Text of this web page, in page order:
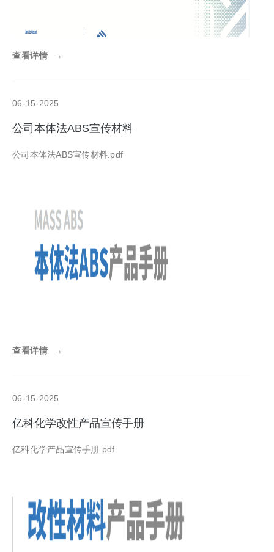
查看详情 →
06-15-2025
公司本体法ABS宣传材料
公司本体法ABS宣传材料.pdf
查看详情 →
06-15-2025
亿科化学改性产品宣传手册
亿科化学产品宣传手册.pdf